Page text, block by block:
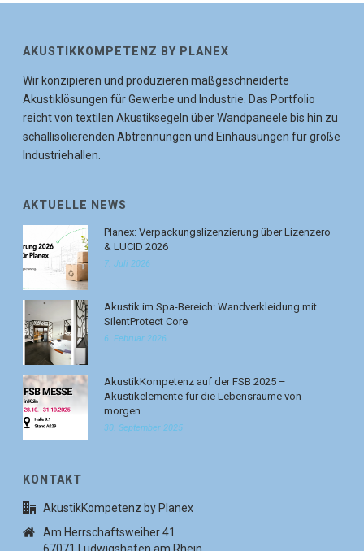
AKUSTIKKOMPETENZ BY PLANEX
Wir konzipieren und produzieren maßgeschneiderte
Akustiklösungen für Gewerbe und Industrie. Das Portfolio
reicht von textilen Akustiksegeln über Wandpaneele bis hin zu
schallisolierenden Abtrennungen und Einhausungen für große
Industriehallen.
AKTUELLE NEWS
Planex: Verpackungslizenzierung über Lizenzero
& LUCID 2026
7. Juli 2026
Akustik im Spa-Bereich: Wandverkleidung mit
SilentProtect Core
6. Februar 2026
AkustikKompetenz auf der FSB 2025 –
Akustikelemente für die Lebensräume von
morgen
30. September 2025
KONTAKT
AkustikKompetenz by Planex
Am Herrschaftsweiher 41